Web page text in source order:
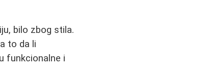
bilo zbog stila.
to da li
funkcionalne i